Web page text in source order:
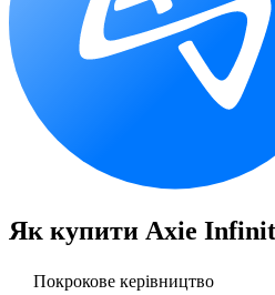
Як купити Axie
Покрокове керівництво